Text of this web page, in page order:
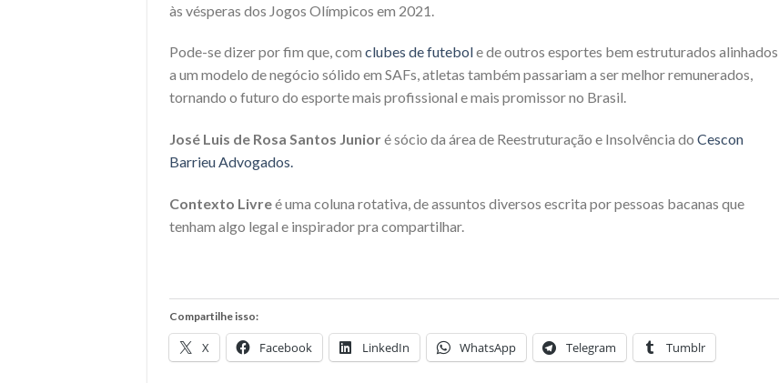
às vésperas dos Jogos Olímpicos em 2021.
Pode-se dizer por fim que, com clubes de futebole de outros esportes bem estruturados alinhados
a um modelo de negócio sólido em SAFs, atletas também passariam a ser melhor remunerados,
tornando o futuro do esporte mais profissional e mais promissor no Brasil.
José Luis de Rosa Santos Junioré sócio da área de Reestruturação e Insolvência do Cescon
Barrieu Advogados.
Contexto Livreé uma coluna rotativa, de assuntos diversos escrita por pessoas bacanas que
tenham algo legal e inspirador pra compartilhar.
Compartilhe isso:
X Facebook LinkedIn WhatsApp Telegram Tumblr